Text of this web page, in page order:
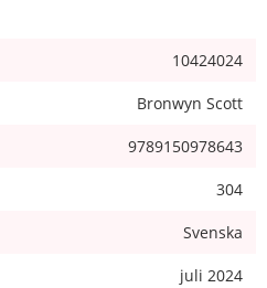
10424024
Bronwyn Scott
9789150978643
304
Svenska
juli 2024